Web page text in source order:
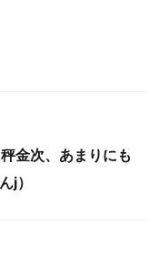
金次、あまりにも
j）